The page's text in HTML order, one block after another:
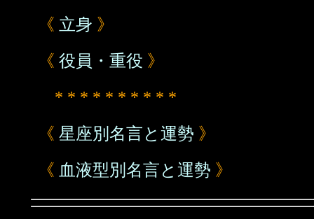
《 立身 》
《 役員・重役 》
* * * * * * * * * *
《 星座別名言と運勢 》
《 血液型別名言と運勢 》